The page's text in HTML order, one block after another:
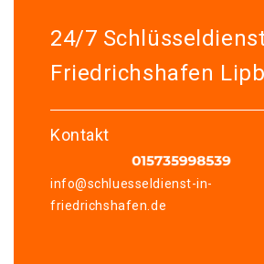
24/7
Friedrichshafen
Kontakt
info@schluesseldienst-in-
friedrichshafen.de